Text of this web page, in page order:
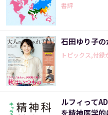
書評
石田ゆり子
トピックス,付録
ルフィって
を精神医学的